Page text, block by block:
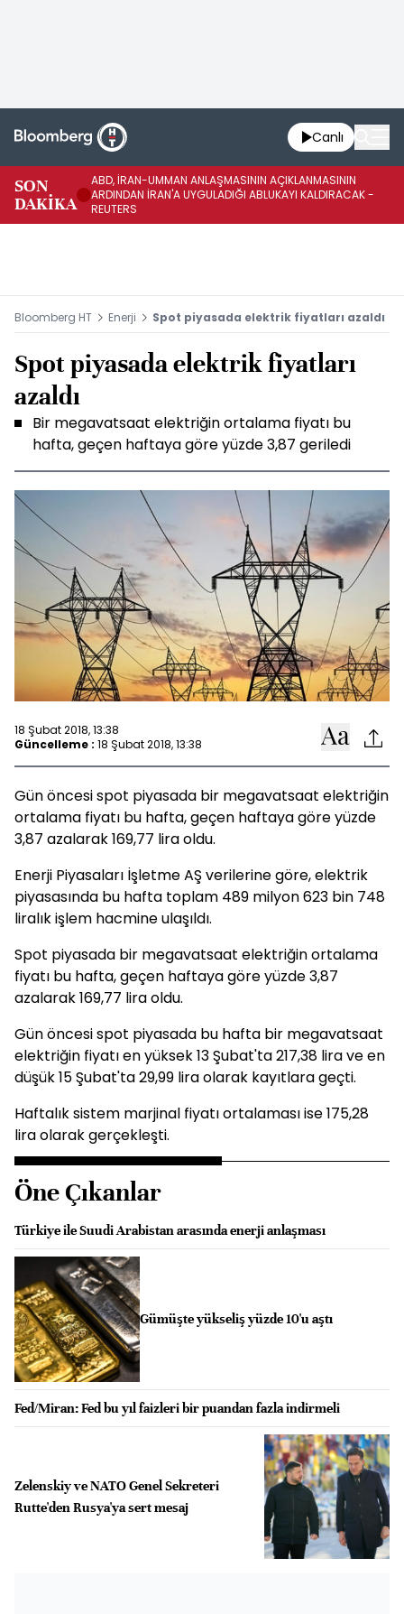
Canlı
SON
DAKİKA
ABD, İRAN-UMMAN ANLAŞMASININ AÇIKLANMASININ
ARDINDAN İRAN'A UYGULADIĞI ABLUKAYI KALDIRACAK -
REUTERS
Bloomberg HT Enerji Spot piyasada elektrik fiyatları azaldı
Spot piyasada elektrik fiyatları
azaldı
Bir megavatsaat elektriğin ortalama fiyatı bu
hafta, geçen haftaya göre yüzde 3,87 geriledi
18 Şubat 2018, 13:38
Güncelleme : 18 Şubat 2018, 13:38
Gün öncesi spot piyasada bir megavatsaat elektriğin
ortalama fiyatı bu hafta, geçen haftaya göre yüzde
3,87 azalarak 169,77 lira oldu.
Enerji Piyasaları İşletme AŞ verilerine göre, elektrik
piyasasında bu hafta toplam 489 milyon 623 bin 748
liralık işlem hacmine ulaşıldı.
Spot piyasada bir megavatsaat elektriğin ortalama
fiyatı bu hafta, geçen haftaya göre yüzde 3,87
azalarak 169,77 lira oldu.
Gün öncesi spot piyasada bu hafta bir megavatsaat
elektriğin fiyatı en yüksek 13 Şubat'ta 217,38 lira ve en
düşük 15 Şubat'ta 29,99 lira olarak kayıtlara geçti.
Haftalık sistem marjinal fiyatı ortalaması ise 175,28
lira olarak gerçekleşti.
Öne Çıkanlar
Türkiye ile Suudi Arabistan arasında enerji anlaşması
Gümüşte yükseliş yüzde 10'u aştı
Fed/Miran: Fed bu yıl faizleri bir puandan fazla indirmeli
Zelenskiy ve NATO Genel Sekreteri
Rutte'den Rusya'ya sert mesaj